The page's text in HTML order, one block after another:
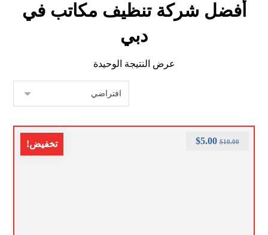
أفضل شركة تنظيف مكاتب في
دبي
عرض النتيجة الوحيدة
تخفيض! $10.00
$5.00